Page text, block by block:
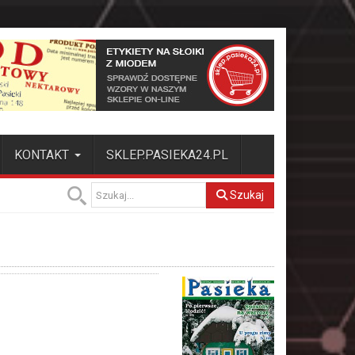
KONTAKT SKLEP.PASIEKA24.PL
Szukaj